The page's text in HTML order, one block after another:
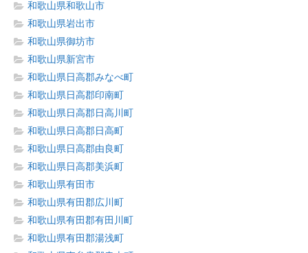
和歌山県和歌山市
和歌山県岩出市
和歌山県御坊市
和歌山県新宮市
和歌山県日高郡みなべ町
和歌山県日高郡印南町
和歌山県日高郡日高川町
和歌山県日高郡日高町
和歌山県日高郡由良町
和歌山県日高郡美浜町
和歌山県有田市
和歌山県有田郡広川町
和歌山県有田郡有田川町
和歌山県有田郡湯浅町